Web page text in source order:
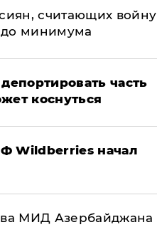
считающих войну
минимума
часть
коснуться
Wildberries начал
МИД Азербайджана